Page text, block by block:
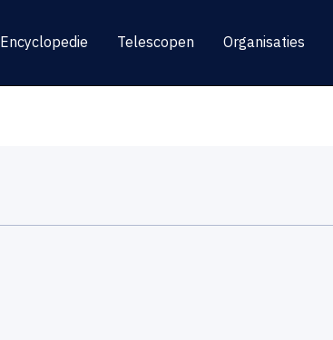
Encyclopedie Telescopen Organisaties